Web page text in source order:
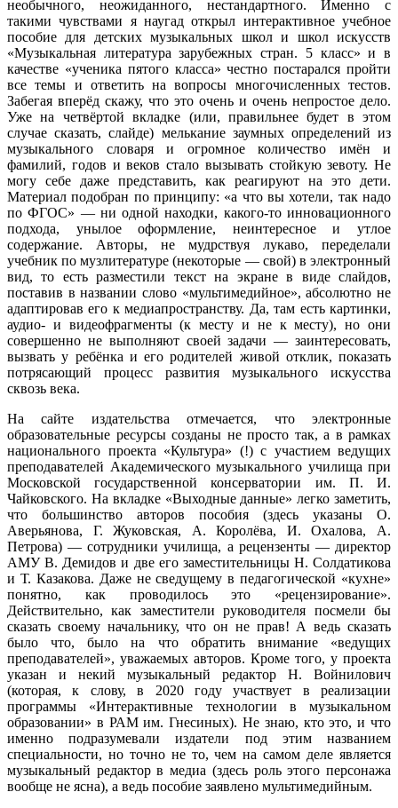
необычного, неожиданного, нестандартного. Именно с
такими чувствами я наугад открыл интерактивное учебное
пособие для детских музыкальных школ и школ искусств
«Музыкальная литература зарубежных стран. 5 класс» и в
качестве «ученика пятого класса» честно постарался пройти
все темы и ответить на вопросы многочисленных тестов.
Забегая вперёд скажу, что это очень и очень непростое дело.
Уже на четвёртой вкладке (или, правильнее будет в этом
случае сказать, слайде) мелькание заумных определений из
музыкального словаря и огромное количество имён и
фамилий, годов и веков стало вызывать стойкую зевоту. Не
могу себе даже представить, как реагируют на это дети.
Материал подобран по принципу: «а что вы хотели, так надо
по ФГОС» — ни одной находки, какого-то инновационного
подхода, унылое оформление, неинтересное и утлое
содержание. Авторы, не мудрствуя лукаво, переделали
учебник по музлитературе (некоторые — свой) в электронный
вид, то есть разместили текст на экране в виде слайдов,
поставив в названии слово «мультимедийное», абсолютно не
адаптировав его к медиапространству. Да, там есть картинки,
аудио- и видеофрагменты (к месту и не к месту), но они
совершенно не выполняют своей задачи — заинтересовать,
вызвать у ребёнка и его родителей живой отклик, показать
потрясающий процесс развития музыкального искусства
сквозь века.
На сайте издательства отмечается, что электронные
образовательные ресурсы созданы не просто так, а в рамках
национального проекта «Культура» (!) с участием ведущих
преподавателей Академического музыкального училища при
Московской государственной консерватории им. П. И.
Чайковского. На вкладке «Выходные данные» легко заметить,
что большинство авторов пособия (здесь указаны О.
Аверьянова, Г. Жуковская, А. Королёва, И. Охалова, А.
Петрова) — сотрудники училища, а рецензенты — директор
АМУ В. Демидов и две его заместительницы Н. Солдатикова
и Т. Казакова. Даже не сведущему в педагогической «кухне»
понятно, как проводилось это «рецензирование».
Действительно, как заместители руководителя посмели бы
сказать своему начальнику, что он не прав! А ведь сказать
было что, было на что обратить внимание «ведущих
преподавателей», уважаемых авторов. Кроме того, у проекта
указан и некий музыкальный редактор Н. Войнилович
(которая, к слову, в 2020 году участвует в реализации
программы «Интерактивные технологии в музыкальном
образовании» в РАМ им. Гнесиных). Не знаю, кто это, и что
именно подразумевали издатели под этим названием
специальности, но точно не то, чем на самом деле является
музыкальный редактор в медиа (здесь роль этого персонажа
вообще не ясна), а ведь пособие заявлено мультимедийным.